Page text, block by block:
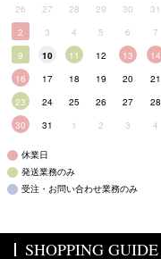
26
27 28 29 30 31
2
3 4 5 6 7
9
10 11 12 13 14
16
17 18 19 20 21
23
24 25 26 27 28
30
31 1 2 3 4
休業日
発送業務のみ
受注・お問い合わせ業務のみ
SHOPPING GUIDE